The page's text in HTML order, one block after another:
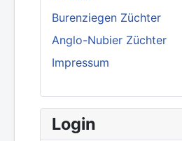
Burenziegen Züchter
Anglo-Nubier Züchter
Impressum
Login